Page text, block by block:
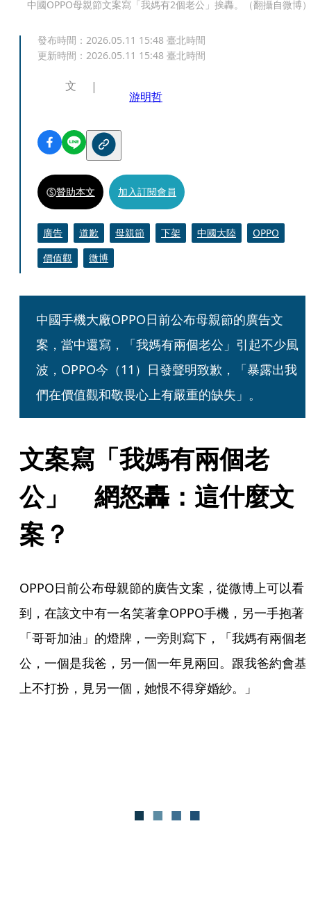
中國OPPO母親節文案寫「我媽有2個老公」挨轟。（翻攝自微博）
發布時間： 2026.05.11 15:48 臺北時間
更新時間： 2026.05.11 15:48 臺北時間
文
游明哲
贊助本文 加入訂閱會員
廣告 道歉 母親節 下架 中國大陸
OPPO
價值觀
微博
中國手機大廠OPPO日前公布母親節的廣告文
案，當中還寫，「我媽有兩個老公」引起不少風
波，OPPO今（11）日發聲明致歉，「暴露出我
們在價值觀和敬畏心上有嚴重的缺失」。
文案寫「我媽有兩個老
公」　網怒轟：這什麼文
案？
OPPO日前公布母親節的廣告文案，從微博上可以看
到，在該文中有一名笑著拿OPPO手機，另一手抱著
「哥哥加油」的燈牌，一旁則寫下，「我媽有兩個老
公，一個是我爸，另一個一年見兩回。跟我爸約會基
上不打扮，見另一個，她恨不得穿婚紗。」